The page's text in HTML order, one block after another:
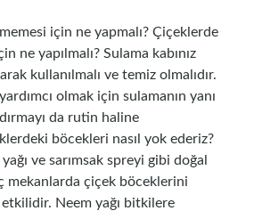
için ne yapmalı? Çiçeklerde
ne yapılmalı? Sulama kabınız
kullanılmalı ve temiz olmalıdır.
olmak için sulamanın yanı
da rutin haline
böcekleri nasıl yok ederiz?
ve sarımsak spreyi gibi doğal
mekanlarda çiçek böceklerini
Neem yağı bitkilere